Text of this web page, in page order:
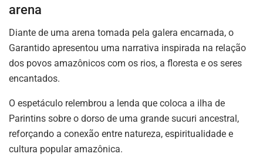
arena
Diante de uma arena tomada pela galera encarnada, o
Garantido apresentou uma narrativa inspirada na relação
dos povos amazônicos com os rios, a floresta e os seres
encantados.
O espetáculo relembrou a lenda que coloca a ilha de
Parintins sobre o dorso de uma grande sucuri ancestral,
reforçando a conexão entre natureza, espiritualidade e
cultura popular amazônica.